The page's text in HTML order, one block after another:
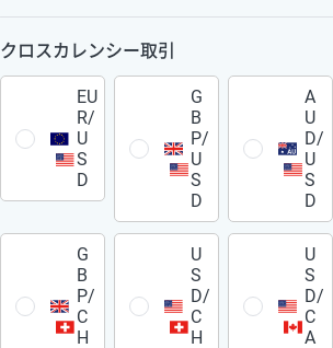
クロスカレンシー取引
EU
R/
U
S
D
G
B
P/
U
S
D
A
U
D/
U
S
D
G
B
P/
C
H
U
S
D/
C
H
U
S
D/
C
A